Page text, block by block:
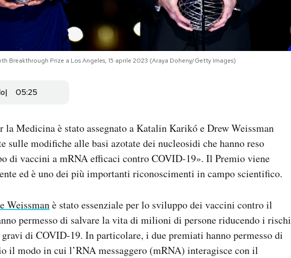
Breakthrough Prize a Los Angeles, 15 aprile 2023 (Araya Doheny/Getty Images)
05:25
Medicina è stato assegnato a Katalin Karikó e Drew Weissman
sulle modifiche alle basi azotate dei nucleosidi che hanno reso
di vaccini a mRNA efficaci contro COVID-19». Il Premio viene
ed è uno dei più importanti riconoscimenti in campo scientifico.
Weissmanè stato essenziale per lo sviluppo dei vaccini contro il
permesso di salvare la vita di milioni di persone riducendo i rischi
di COVID-19. In particolare, i due premiati hanno permesso di
il modo in cui l’RNA messaggero (mRNA) interagisce con il